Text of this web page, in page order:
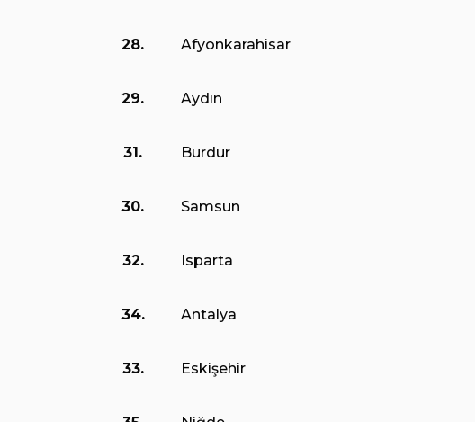
28. Afyonkarahisar
29. Aydın
31. Burdur
30. Samsun
32. Isparta
34. Antalya
33. Eskişehir